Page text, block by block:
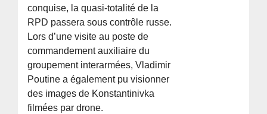
conquise, la quasi-totalité de la
RPD passera sous contrôle russe.
Lors d’une visite au poste de
commandement auxiliaire du
groupement interarmées, Vladimir
Poutine a également pu visionner
des images de Konstantinivka
filmées par drone.